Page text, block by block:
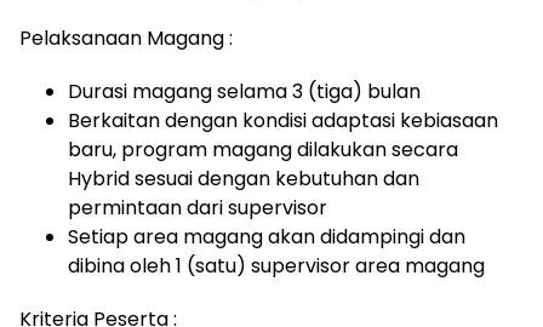
Pelaksanaan Magang :
Durasi magang selama 3 (tiga) bulan
Berkaitan dengan kondisi adaptasi kebiasaan
baru, program magang dilakukan secara
Hybrid sesuai dengan kebutuhan dan
permintaan dari supervisor
Setiap area magang akan didampingi dan
dibina oleh 1 (satu) supervisor area magang
Kriteria Peserta :